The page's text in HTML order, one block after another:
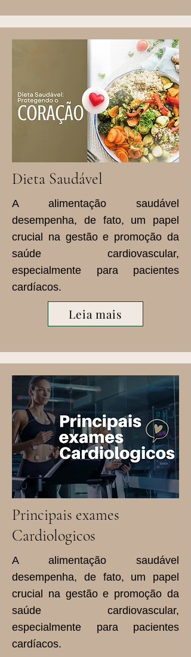
Dieta Saudável
A alimentação saudável
desempenha, de fato, um papel
crucial na gestão e promoção da
saúde cardiovascular,
especialmente para pacientes
cardíacos.
Leia mais
Principais exames
Cardiologicos
A alimentação saudável
desempenha, de fato, um papel
crucial na gestão e promoção da
saúde cardiovascular,
especialmente para pacientes
cardíacos.